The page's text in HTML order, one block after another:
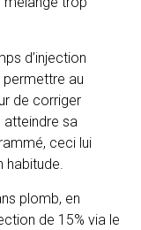
d’injection
permettre au
de corriger
sa
ceci lui
habitude.
plomb, en
de 15% via le